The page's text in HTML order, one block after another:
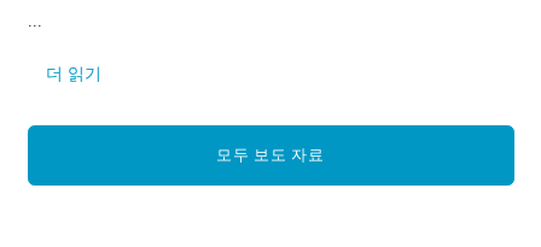
더 읽기
모두 보도 자료